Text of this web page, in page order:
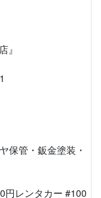
』
保管・鈑金塗装・
円レンタカー #100